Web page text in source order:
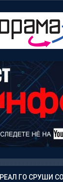
РЕАЛ ГО СРУШИ